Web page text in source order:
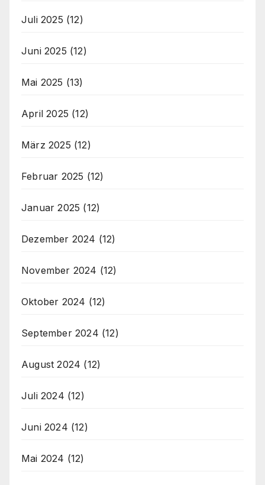
Juli 2025 (12)
Juni 2025 (12)
Mai 2025 (13)
April 2025 (12)
März 2025 (12)
Februar 2025 (12)
Januar 2025 (12)
Dezember 2024 (12)
November 2024 (12)
Oktober 2024 (12)
September 2024 (12)
August 2024 (12)
Juli 2024 (12)
Juni 2024 (12)
Mai 2024 (12)